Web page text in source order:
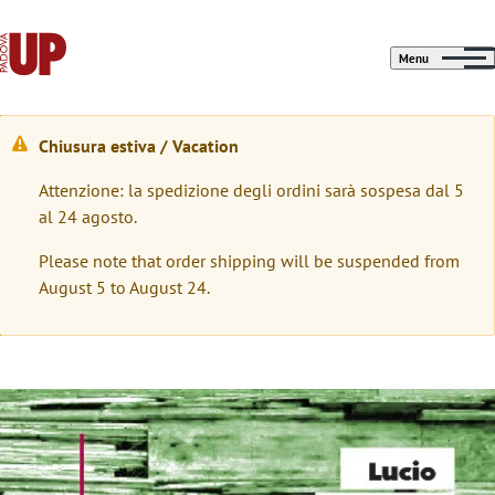
Menu
W
a
r
n
i
g
m
e
Chiusura estiva / Vacation
Attenzione: la spedizione degli ordini sarà sospesa dal 5
al 24 agosto.
Please note that order shipping will be suspended from
August 5 to August 24.
Immagine